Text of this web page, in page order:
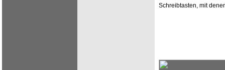
Schreibtasten, mit